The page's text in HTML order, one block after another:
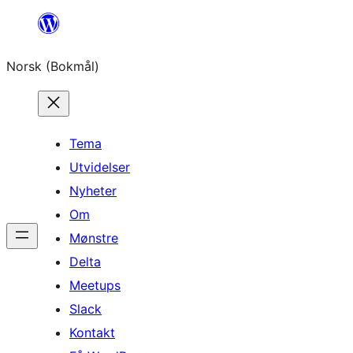
Hopp
innhold
Norsk (Bokmål)
Tema
Utvidelser
Nyheter
Om
Mønstre
Delta
Meetups
Slack
Kontakt